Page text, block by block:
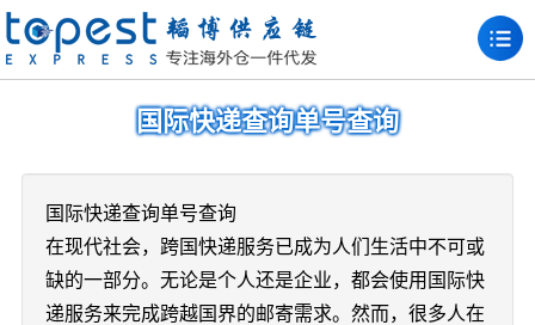
国际快递查询单号查询
国际快递查询单号查询
在现代社会，跨国快递服务已成为人们生活中不可或
缺的一部分。无论是个人还是企业，都会使用国际快
递服务来完成跨越国界的邮寄需求。然而，很多人在